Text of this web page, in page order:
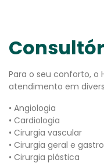
Para o seu conforto, o
atendimento em
• Angiologia
• Cardiologia
• Cirurgia vascular
• Cirurgia geral e
• Cirurgia plástica